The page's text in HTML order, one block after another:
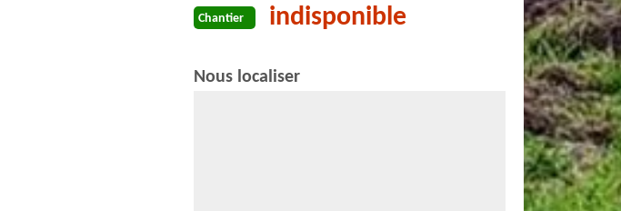
Chantier indisponible
Nous localiser